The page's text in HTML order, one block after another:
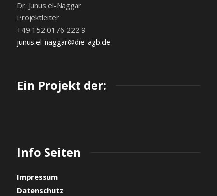
Dr. Junus el-Naggar
Projektleiter
+49 152 0176 222 9
junus.el-naggar@die-agb.de
Ein Projekt der:
Info Seiten
Impressum
Datenschutz